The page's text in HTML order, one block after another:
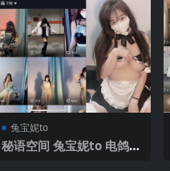
兔宝妮to
秘语空间 兔宝妮to 电鸽 N